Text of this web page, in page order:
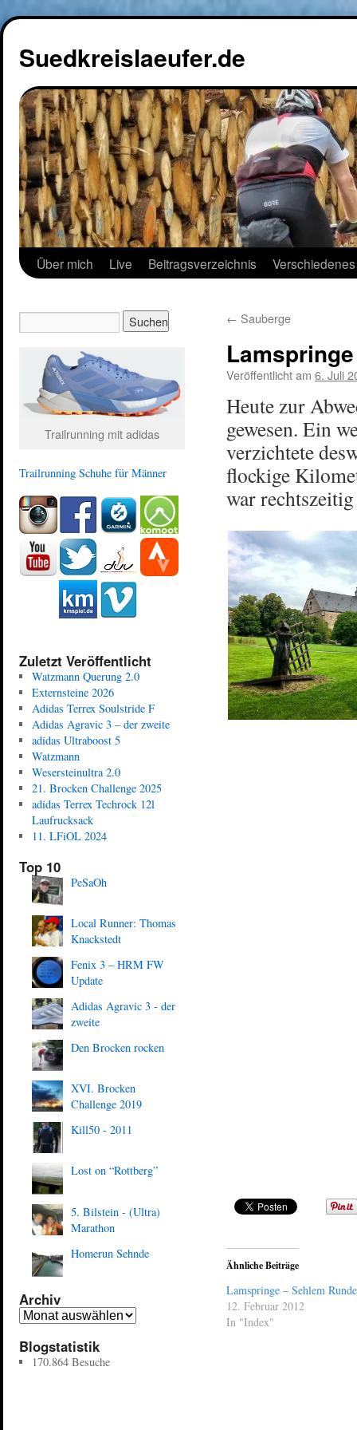
Suedkreislaeufer.de
Über mich Live Beitragsverzeichnis Verschiedenes
← Sauberge
Lamspringe
Veröffentlicht am 6. Juli
Heute zur
gewesen. Ein
verzichtete
flockige
war
Ähnliche Beiträge
Lamspringe – Sehlem Runde
12. Februar 2012
In "Index"
Trailrunning mit adidas
Trailrunning Schuhe für Männer
Zuletzt Veröffentlicht
Watzmann Querung 2.0
Externsteine 2026
Adidas Terrex Soulstride F
Adidas Agravic 3 – der zweite
adidas Ultraboost 5
Watzmann
Wesersteinultra 2.0
21. Brocken Challenge 2025
adidas Terrex Techrock 12l
Laufrucksack
11. LFiOL 2024
Top 10
PeSaOh
Local Runner: Thomas
Knackstedt
Fenix 3 – HRM FW
Update
Adidas Agravic 3 - der
zweite
Den Brocken rocken
XVI. Brocken
Challenge 2019
Kill50 - 2011
Lost on “Rottberg”
5. Bilstein - (Ultra)
Marathon
Homerun Sehnde
Archiv
Blogstatistik
170.864 Besuche